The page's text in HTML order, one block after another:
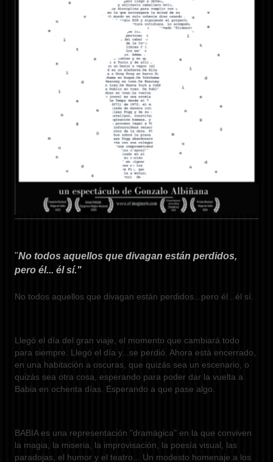
"No todos aquellos que divagan están perdidos,
pero él... él sí."
No todos aquellos que divagan están perdidos...pero él...él sí.
Llegó el día del gran viaje, el momento que cambiará todo
para siempre. Llegó el día y...se perdió. Ahora está encerrado,
en una habitación a oscuras, que quizás sea un escenario, o
quizás sea otra cosa, esperando para poder dar la vuelta a
Babia en ochenta días. Esperando a que pase algo.
BABIA es una representación "dramágica" en la que conviven
la magia, la miseria, la improvisación, la poesía visual, las
paradojas, el humor y el teatro... Un modesto homenaje a los